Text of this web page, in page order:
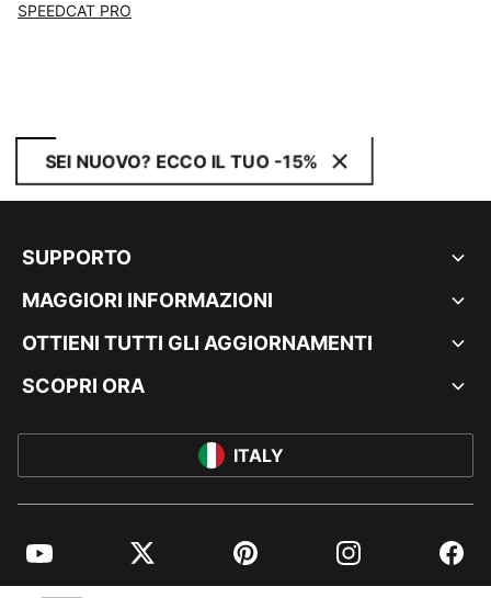
SPEEDCAT PRO
SEI NUOVO? ECCO IL TUO -15%
SUPPORTO
MAGGIORI INFORMAZIONI
OTTIENI TUTTI GLI AGGIORNAMENTI
SCOPRI ORA
ITALY
YouTube Twitter Pinterest Instagram